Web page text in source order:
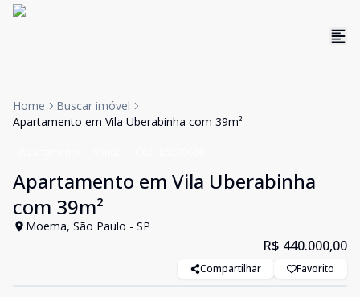
Home
Buscar imóvel
Apartamento em Vila Uberabinha com 39m²
Apartamento em Vila Uberabinha
com 39m²
Moema, São Paulo - SP
R$ 440.000,00
Compartilhar Favorito